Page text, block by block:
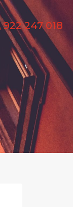
922 247 018
922 247 018